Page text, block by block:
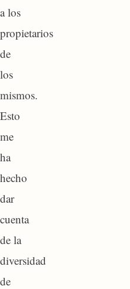
a los
propietarios
de
los
mismos.
Esto
me
ha
hecho
dar
cuenta
de la
diversidad
de